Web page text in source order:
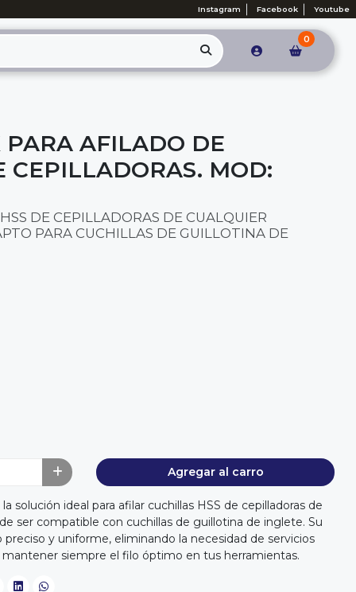
Instagram Facebook Youtube
0
AFILADO DE
CEPILLADORAS. MOD:
DE CEPILLADORAS DE CUALQUIER
PARA CUCHILLAS DE GUILLOTINA DE
Agregar al carro
solución ideal para afilar cuchillas HSS de cepilladoras de
ser compatible con cuchillas de guillotina de inglete. Su
y uniforme, eliminando la necesidad de servicios
siempre el filo óptimo en tus herramientas.